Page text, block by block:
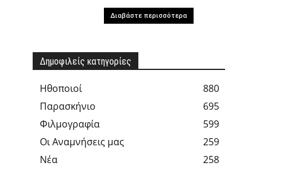
Διαβάστε περισσότερα
Δημοφιλείς κατηγορίες
Hθοποιοί
880
Παρασκήνιο
695
Φιλμογραφία
599
Οι Αναμνήσεις μας
259
Νέα
258